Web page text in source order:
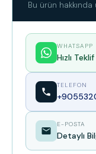
Bu ürün
WHATSAPP
Hızlı
TELEFON
E-POSTA
Detaylı